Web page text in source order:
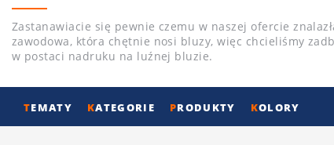
Zastanawiacie się pewnie czemu w naszej ofercie
zawodowa, która chętnie nosi bluzy, więc chcieliśmy
w postaci nadruku na luźnej bluzie.
TEMATY KATEGORIE PRODUKTY KOLORY